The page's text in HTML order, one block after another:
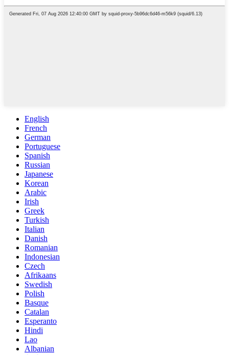
English
French
German
Portuguese
Spanish
Russian
Japanese
Korean
Arabic
Irish
Greek
Turkish
Italian
Danish
Romanian
Indonesian
Czech
Afrikaans
Swedish
Polish
Basque
Catalan
Esperanto
Hindi
Lao
Albanian